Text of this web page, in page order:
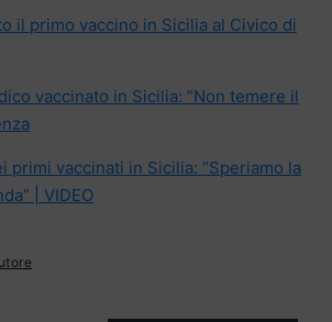
il primo vaccino in Sicilia al Civico di
vaccinato in Sicilia: “Non temere il
primi vaccinati in Sicilia: “Speriamo la
| VIDEO